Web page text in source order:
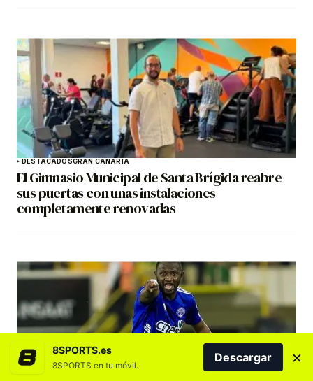
DESTACADOSGRAN CANARIA
El Gimnasio Municipal de Santa Brígida reabre
sus puertas con unas instalaciones
completamente renovadas
8SPORTS.es
8SPORTS en tu móvil.
Descargar ×